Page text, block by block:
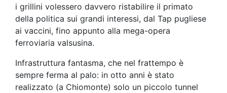
i grillini volessero davvero ristabilire il primato
della politica sui grandi interessi, dal Tap pugliese
ai vaccini, fino appunto alla mega-opera
ferroviaria valsusina.
Infrastruttura fantasma, che nel frattempo è
sempre ferma al palo: in otto anni è stato
realizzato (a Chiomonte) solo un piccolo tunnel